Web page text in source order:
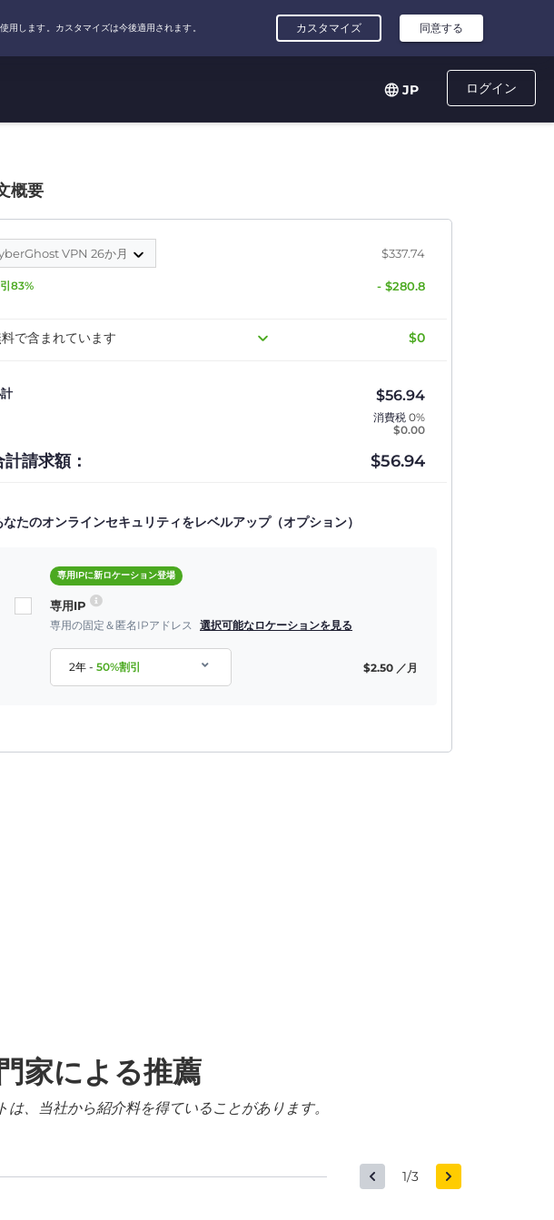
ログイン
JP
概要
VPN 26か月 $337.74
83% - $280.8
で含まれています $0
$56.94
消費税 0%
$0.00
計請求額： $56.94
なたのオンラインセキュリティをレベルアップ（オプション）
専用IPに新ロケーション登場
専用IP
専用の固定＆匿名IPアドレス 選択可能なロケーションを見る
2年-50%割引 $2.50 ／月
家による推薦
、当社から紹介料を得ていることがあります。
1/3